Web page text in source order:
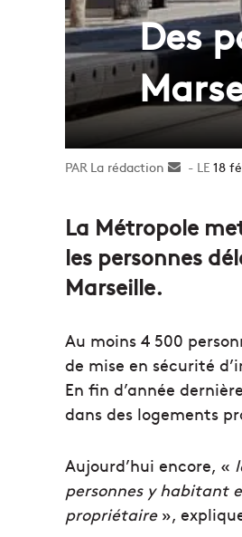
Des
La rédaction
Envoyer
18
La Métropole
les personnes
Marseille.
Au moins 4 500
de mise en sécurité
En fin d’année
dans des logements
Aujourd’hui encore, «
personnes y habitant
propriétaire»,